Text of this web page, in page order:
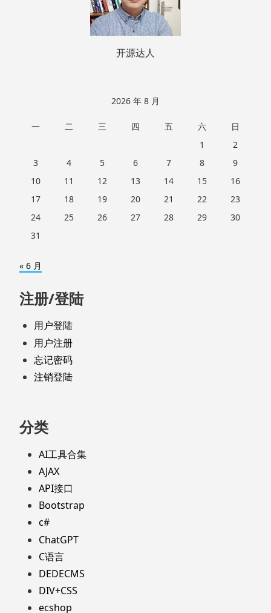
开源达人
2026 年 8 月
一 二 三 四 五 六
日
1
2
3
4 5 6 7 8
9
10
11 12 13 14 15
16
17
18 19 20 21 22
23
24
25 26 27 28 29
30
31
« 6 月
注册/登陆
用户登陆
用户注册
忘记密码
注销登陆
分类
AI工具合集
AJAX
API接口
Bootstrap
c#
ChatGPT
C语言
DEDECMS
DIV+CSS
ecshop